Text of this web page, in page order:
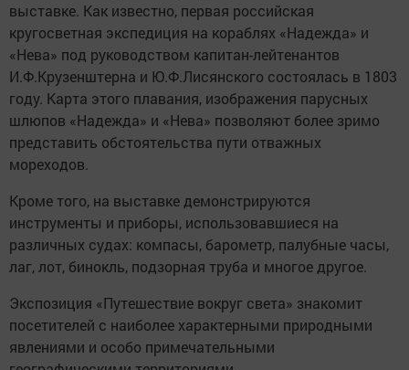
выставке. Как известно, первая российская
кругосветная экспедиция на кораблях «Надежда» и
«Нева» под руководством капитан-лейтенантов
И.Ф.Крузенштерна и Ю.Ф.Лисянского состоялась в 1803
году. Карта этого плавания, изображения парусных
шлюпов «Надежда» и «Нева» позволяют более зримо
представить обстоятельства пути отважных
мореходов.
Кроме того, на выставке демонстрируются
инструменты и приборы, использовавшиеся на
различных судах: компасы, барометр, палубные часы,
лаг, лот, бинокль, подзорная труба и многое другое.
Экспозиция «Путешествие вокруг света» знакомит
посетителей с наиболее характерными природными
явлениями и особо примечательными